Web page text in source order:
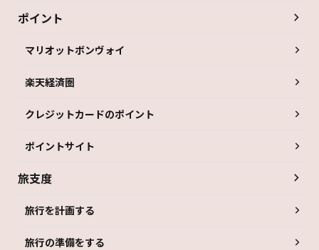
ポイント
マリオットボンヴォイ
楽天経済圏
クレジットカードのポイント
ポイントサイト
旅支度
旅行を計画する
旅行の準備をする